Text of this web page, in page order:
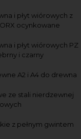
i płyt wiórowych z
ocynkowane
i płyt wiórowych PZ
i czarny
A2 i A4 do drewna
ze stali nierdzewnej
z pełnym gwintem